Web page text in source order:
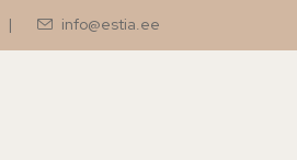
info@estia.ee